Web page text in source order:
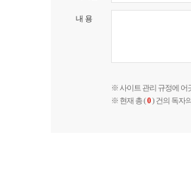
내 용
※ 사이트 관리 규정에 어
※ 현재 총 (0) 건의 독자